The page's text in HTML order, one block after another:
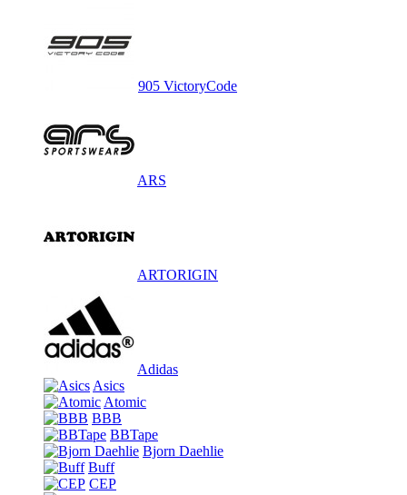
905 VictoryCode
ARS
ARTORIGIN
Adidas
Asics
Atomic
BBB
BBTape
Bjorn Daehlie
Buff
CEP